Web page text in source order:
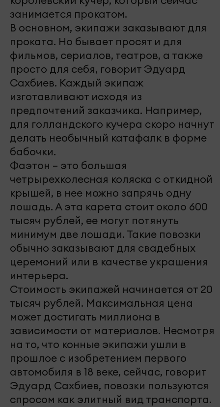
занимается прокатом.
В основном, экипажи заказывают для
проката. Но бывает просят и для
фильмов, сериалов, театров, а также
просто для себя, говорит Эдуард
Сахбиев. Каждый экипаж
изготавливают исходя из
предпочтений заказчика. Например,
для голландского кучера скоро начнут
делать необычный катафалк в форме
бабочки.
Фаэтон – это большая
четрырехколесная коляска с откидной
крышей, в нее можно запрячь одну
лошадь. А эта карета стоит около 600
тысяч рублей, ее могут потянуть
минимум две лошади. Такие повозки
обычно заказывают для свадебных
церемоний или в качестве украшения
интерьера.
Стоимость экипажей начинается от 20
тысяч рублей. Максимальная цена
может достигать миллиона в
зависимости от материалов. Несмотря
на то, что конные экипажи ушли в
прошлое с изобретением первого
автомобиля в 18 веке, сейчас, говорит
Эдуард Сахбиев, повозки пользуются
спросом как элитный вид транспорта.